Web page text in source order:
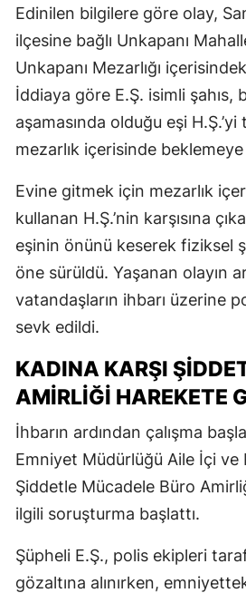
Edinilen bilgilere göre olay,
ilçesine bağlı Unkapanı
Unkapanı Mezarlığı
İddiaya göre E.Ş. isimli şahıs,
aşamasında olduğu eşi
mezarlık içerisinde beklemeye
Evine gitmek için mezarlık
kullanan H.Ş.’nin karşısına
eşinin önünü keserek fiziksel
öne sürüldü. Yaşanan olayın
vatandaşların ihbarı üzerine
sevk edildi.
KADINA KARŞI
AMIRLIĞI HAREKETE
İhbarın ardından çalışma
Emniyet Müdürlüğü Aile İçi ve
Şiddetle Mücadele Büro
ilgili soruşturma başlattı.
Şüpheli E.Ş., polis ekipleri
gözaltına alınırken,